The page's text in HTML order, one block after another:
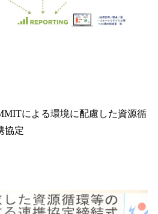
による環境に配慮した資源循
協定